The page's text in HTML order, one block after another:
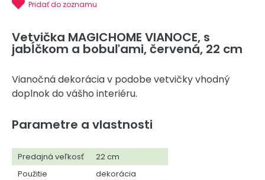
Pridať do zoznamu
Vetvička MAGICHOME VIANOCE, s
jabĺčkom a bobuľami, červená, 22 cm
Vianočná dekorácia v podobe vetvičky vhodný
doplnok do vášho interiéru.
Parametre a vlastnosti
Predajná veľkosť
22 cm
Použitie
dekorácia